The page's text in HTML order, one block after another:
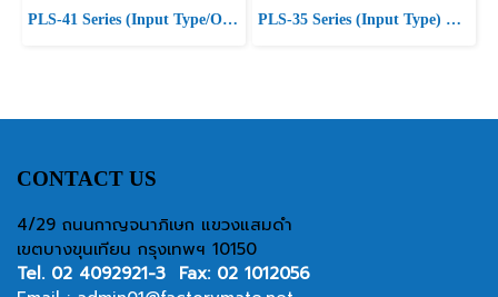
PLS-41 Series (Input Type/Output Type) PLS Series Square Connectors PLS-35 Series (Input Type) PLS Series Square Connectors
CONTACT US
4/29 ถนนกาญจนาภิเษก แขวงแสมดำ
เขตบางขุนเทียน กรุงเทพฯ 10150
Tel. 02 4092921-3 Fax: 02 1012056